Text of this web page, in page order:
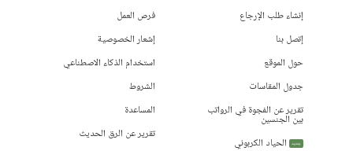
إنشاء طلب الإرجاع
إتصل بنا
حول الموقع
جدول المقاسات
تقرير عن الفجوة في الرواتب
بين الجنسين
جديد
الحياد الكربوني
فرص العمل
إشعار الخصوصية
استخدام الذكاء الاصطناعي
الشروط
المساعدة
تقرير عن الرق الحديث